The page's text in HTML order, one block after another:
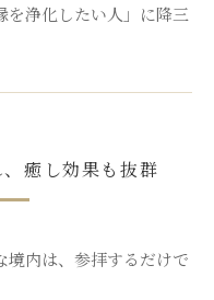
を浄化したい人」に降三
癒し効果も抜群
境内は、参拝するだけで